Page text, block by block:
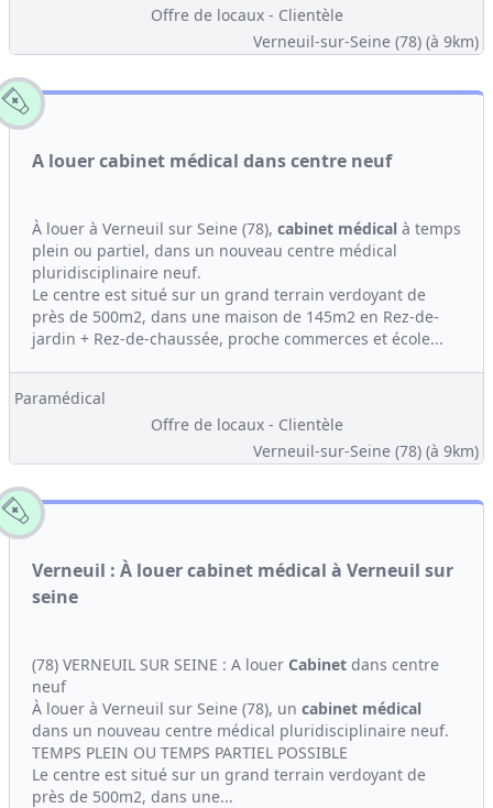
Offre de locaux - Clientèle
Verneuil-sur-Seine (78) (à 9km)
A louer cabinet médical dans centre neuf
À louer à Verneuil sur Seine (78), cabinet médical à temps
plein ou partiel, dans un nouveau centre médical
pluridisciplinaire neuf.
Le centre est situé sur un grand terrain verdoyant de
près de 500m2, dans une maison de 145m2 en Rez-de-
jardin + Rez-de-chaussée, proche commerces et école...
Paramédical
Offre de locaux - Clientèle
Verneuil-sur-Seine (78) (à 9km)
Verneuil : À louer cabinet médical à Verneuil sur
seine
(78) VERNEUIL SUR SEINE : A louer Cabinet dans centre
neuf
À louer à Verneuil sur Seine (78), un cabinet médical
dans un nouveau centre médical pluridisciplinaire neuf.
TEMPS PLEIN OU TEMPS PARTIEL POSSIBLE
Le centre est situé sur un grand terrain verdoyant de
près de 500m2, dans une...